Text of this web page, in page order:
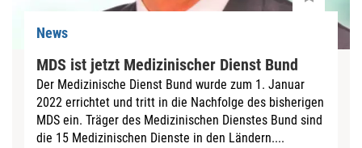
News
MDS ist jetzt Medizinischer Dienst Bund
Der Medizinische Dienst Bund wurde zum 1. Januar
2022 errichtet und tritt in die Nachfolge des bisherigen
MDS ein. Träger des Medizinischen Dienstes Bund sind
die 15 Medizinischen Dienste in den Ländern....